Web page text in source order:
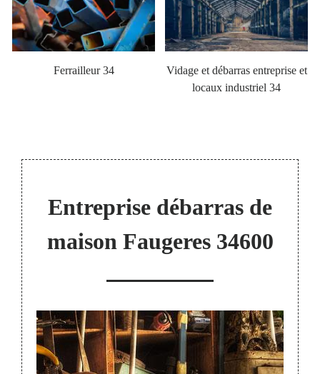
Ferrailleur 34
Vidage et débarras entreprise et
locaux industriel 34
Entreprise débarras de
maison Faugeres 34600